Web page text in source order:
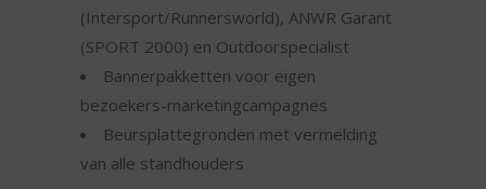
(Intersport/Runnersworld), ANWR Garant
(SPORT 2000) en Outdoorspecialist
Bannerpakketten voor eigen
bezoekers-marketingcampagnes
Beursplattegronden met vermelding
van alle standhouders